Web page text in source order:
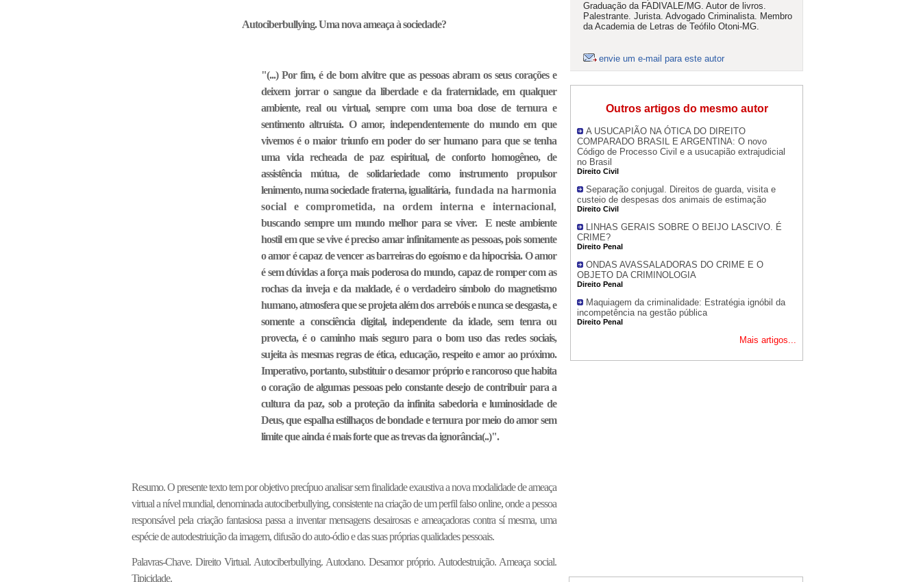
Graduação da FADIVALE/MG. Autor de livros.
Palestrante. Jurista. Advogado Criminalista. Membro
da Academia de Letras de Teófilo Otoni-MG.
envie um e-mail para este autor
Outros artigos do mesmo autor
A USUCAPIÃO NA ÓTICA DO DIREITO
COMPARADO BRASIL E ARGENTINA: O novo
Código de Processo Civil e a usucapião extrajudicial
no Brasil
Direito Civil
Separação conjugal. Direitos de guarda, visita e
custeio de despesas dos animais de estimação
Direito Civil
LINHAS GERAIS SOBRE O BEIJO LASCIVO. É
CRIME?
Direito Penal
ONDAS AVASSALADORAS DO CRIME E O
OBJETO DA CRIMINOLOGIA
Direito Penal
Maquiagem da criminalidade: Estratégia ignóbil da
incompetência na gestão pública
Direito Penal
Mais artigos...
Autociberbullying. Uma nova ameaça à sociedade?
"(...) Por fim, é de bom alvitre que as pessoas abram os seus corações e
deixem jorrar o sangue da liberdade e da fraternidade, em qualquer
ambiente, real ou virtual, sempre com uma boa dose de ternura e
sentimento altruísta. O amor, independentemente do mundo em que
vivemos é o maior triunfo em poder do ser humano para que se tenha
uma vida recheada de paz espiritual, de conforto homogêneo, de
assistência mútua, de solidariedade como instrumento propulsor
lenimento, numa sociedade fraterna, igualitária, fundada na harmonia
social e comprometida, na ordem interna e internacional,
buscando sempre um mundo melhor para se viver. E neste ambiente
hostil em que se vive é preciso amar infinitamente as pessoas, pois somente
o amor é capaz de vencer as barreiras do egoísmo e da hipocrisia. O amor
é sem dúvidas a força mais poderosa do mundo, capaz de romper com as
rochas da inveja e da maldade, é o verdadeiro símbolo do magnetismo
humano, atmosfera que se projeta além dos arrebóis e nunca se desgasta, e
somente a consciência digital, independente da idade, sem tenra ou
provecta, é o caminho mais seguro para o bom uso das redes sociais,
sujeita às mesmas regras de ética, educação, respeito e amor ao próximo.
Imperativo, portanto, substituir o desamor próprio e rancoroso que habita
o coração de algumas pessoas pelo constante desejo de contribuir para a
cultura da paz, sob a proteção da infinita sabedoria e luminosidade de
Deus, que espalha estilhaços de bondade e ternura por meio do amor sem
limite que ainda é mais forte que as trevas da ignorância(..)".
Resumo. O presente texto tem por objetivo precípuo analisar sem finalidade exaustiva a nova modalidade de ameaça
virtual a nível mundial, denominada autociberbullying, consistente na criação de um perfil falso online, onde a pessoa
responsável pela criação fantasiosa passa a inventar mensagens desairosas e ameaçadoras contra sí mesma, uma
espécie de autodestriuição da imagem, difusão do auto-ódio e das suas próprias qualidades pessoais.
Palavras-Chave. Direito Virtual. Autociberbullying. Autodano. Desamor próprio. Autodestruição. Ameaça social.
Tipicidade.